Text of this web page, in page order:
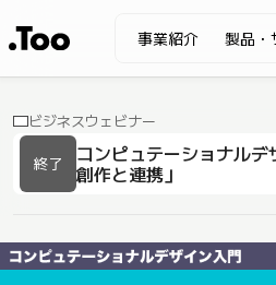
事業紹介 製品・
ビジネスウェビナー
終了 コンピュテーショナル
創作と連携」